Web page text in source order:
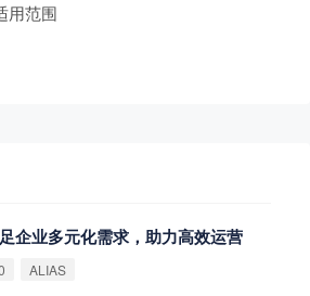
用范围
足企业多元化需求，助力高效运营
ALIAS